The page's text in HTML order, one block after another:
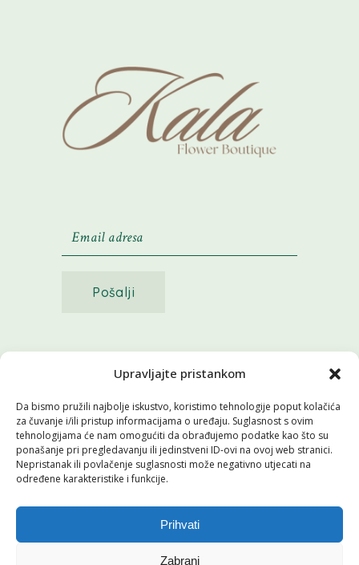
Upravljajte pristankom
Da bismo pružili najbolje iskustvo, koristimo tehnologije poput kolačića
za čuvanje i/ili pristup informacijama o uređaju. Suglasnost s ovim
tehnologijama će nam omogućiti da obrađujemo podatke kao što su
ponašanje pri pregledavanju ili jedinstveni ID-ovi na ovoj web stranici.
Nepristanak ili povlačenje suglasnosti može negativno utjecati na
određene karakteristike i funkcije.
Prihvati
Zabrani
Pošalji
©2026 sva prava pridržava